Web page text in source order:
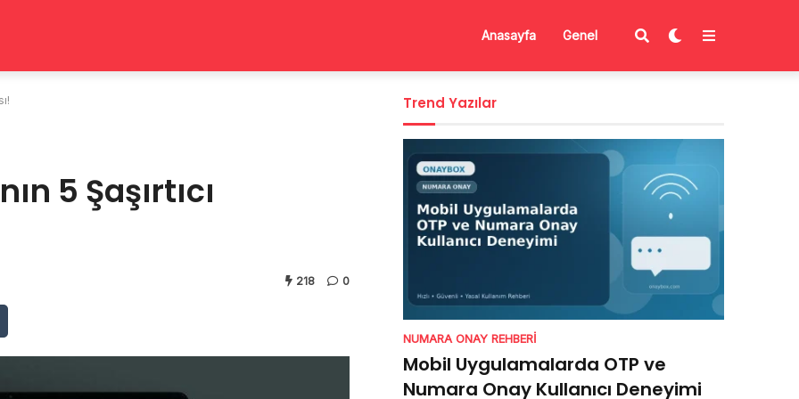
Anasayfa Genel
5 Şaşırtıcı
218 0
Trend Yazılar
NUMARA ONAY REHBERI
Mobil Uygulamalarda OTP ve
Numara Onay Kullanıcı Deneyimi